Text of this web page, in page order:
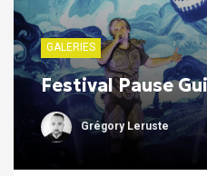
GALERIES
Festival Pause
Grégory Leruste